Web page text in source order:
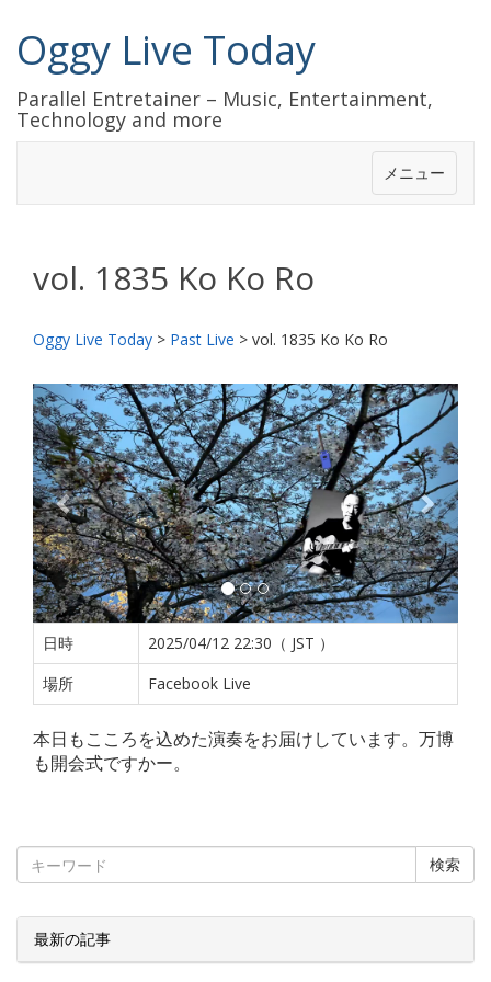
Oggy Live Today
Parallel Entretainer – Music, Entertainment,
Technology and more
メニュー
vol. 1835 Ko Ko Ro
Oggy Live Today > Past Live > vol. 1835 Ko Ko Ro
前
へ
次
へ
日時
2025/04/12 22:30（ JST ）
場所
Facebook Live
本日もこころを込めた演奏をお届けしています。万博
も開会式ですかー。
検索
最新の記事